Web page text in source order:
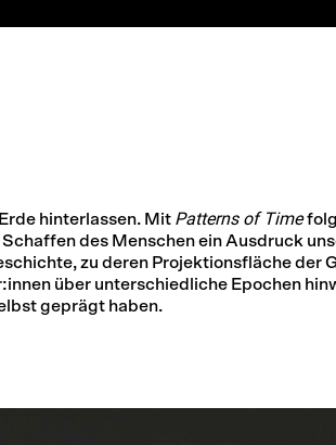
hinterlassen. Mit Patterns of Time
des Menschen ein Ausdruck
zu deren Projektionsfläche der
über unterschiedliche Epochen
geprägt haben.